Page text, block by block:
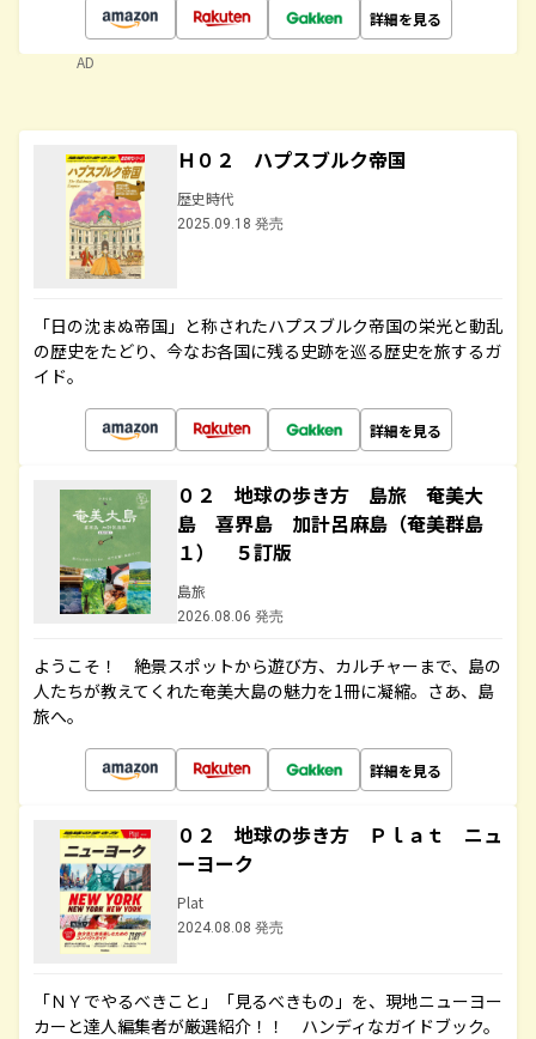
詳細を見る
AD
Ｈ０２ ハプスブルク帝国
歴史時代
2025.09.18 発売
「日の沈まぬ帝国」と称されたハプスブルク帝国の栄光と動乱
の歴史をたどり、今なお各国に残る史跡を巡る歴史を旅するガ
イド。
詳細を見る
０２ 地球の歩き方 島旅 奄美大
島 喜界島 加計呂麻島（奄美群島
１） ５訂版
島旅
2026.08.06 発売
ようこそ！ 絶景スポットから遊び方、カルチャーまで、島の
人たちが教えてくれた奄美大島の魅力を1冊に凝縮。さあ、島
旅へ。
詳細を見る
０２ 地球の歩き方 Ｐｌａｔ ニュ
ーヨーク
Plat
2024.08.08 発売
「ＮＹでやるべきこと」「見るべきもの」を、現地ニューヨー
カーと達人編集者が厳選紹介！！ ハンディなガイドブック。